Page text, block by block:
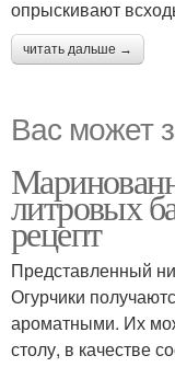
опрыскивают
читать дальше →
Вас может
литровых
рецепт
Представленный
Огурчики
ароматными. Их
столу, в качестве